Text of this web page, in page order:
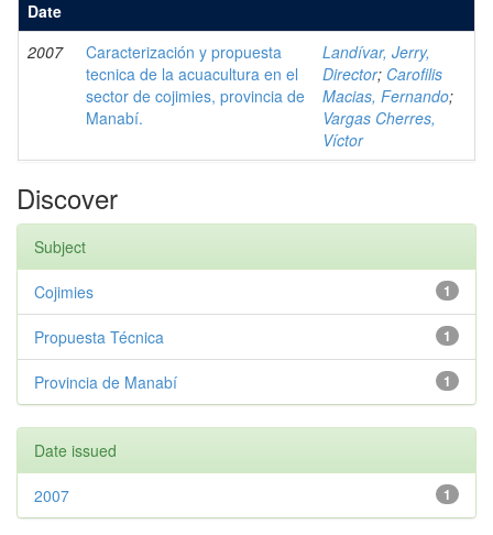
Date
2007
Caracterización y propuesta
tecnica de la acuacultura en el
sector de cojimies, provincia de
Manabí.
Landívar, Jerry,
Director; Carofilis
Macias, Fernando;
Vargas Cherres,
Víctor
Discover
Subject
1
Cojimies
1
Propuesta Técnica
1
Provincia de Manabí
Date issued
1
2007